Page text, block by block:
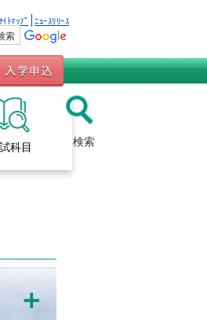
ｲﾄﾏｯﾌﾟ ﾆｭｰｽﾘﾘｰｽ
科目 検索
＋